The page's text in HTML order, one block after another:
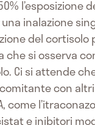
l’esposizione
inalazione
del cortisolo
che si osserva
Ci si attende
con
come
e inibitori